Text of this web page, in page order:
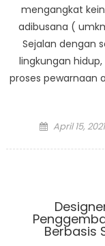
mengangkat
adibusana (
Sejalan dengan
lingkungan
proses pewarnaan
Posted
April 15, 2021
Berbasis